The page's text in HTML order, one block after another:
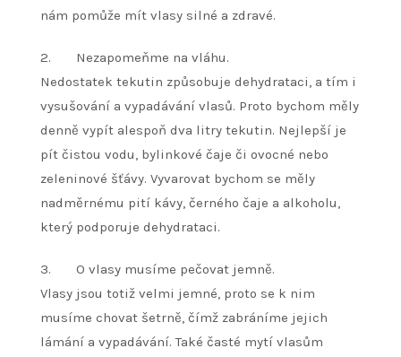
nám pomůže mít vlasy silné a zdravé.
2. Nezapomeňme na vláhu.
Nedostatek tekutin způsobuje dehydrataci, a tím i
vysušování a vypadávání vlasů. Proto bychom měly
denně vypít alespoň dva litry tekutin. Nejlepší je
pít čistou vodu, bylinkové čaje či ovocné nebo
zeleninové šťávy. Vyvarovat bychom se měly
nadměrnému pití kávy, černého čaje a alkoholu,
který podporuje dehydrataci.
3. O vlasy musíme pečovat jemně.
Vlasy jsou totiž velmi jemné, proto se k nim
musíme chovat šetrně, čímž zabráníme jejich
lámání a vypadávání. Také časté mytí vlasům